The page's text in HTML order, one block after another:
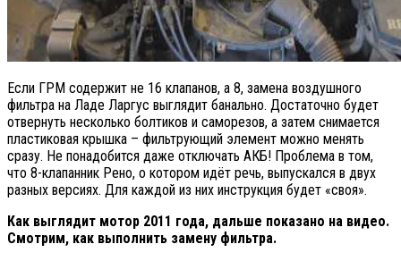
Если ГРМ содержит не 16 клапанов, а 8, замена воздушного
фильтра на Ладе Ларгус выглядит банально. Достаточно будет
отвернуть несколько болтиков и саморезов, а затем снимается
пластиковая крышка – фильтрующий элемент можно менять
сразу. Не понадобится даже отключать АКБ! Проблема в том,
что 8-клапанник Рено, о котором идёт речь, выпускался в двух
разных версиях. Для каждой из них инструкция будет «своя».
Как выглядит мотор 2011 года, дальше показано на видео.
Смотрим, как выполнить замену фильтра.